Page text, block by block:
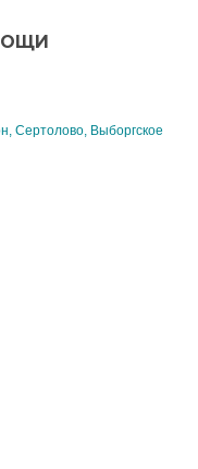
Сертолово, Выборгское